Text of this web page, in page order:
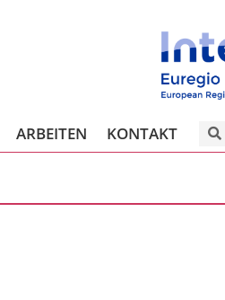
ARBEITEN KONTAKT